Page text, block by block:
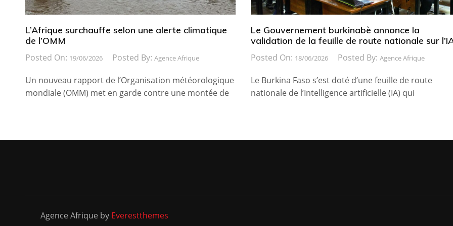
L’Afrique surchauffe selon une alerte climatique
de l’OMM
Posted On: 19/06/2026 Posted By: Agence Afrique
Un nouveau rapport de l’Organisation météorologique
mondiale (OMM) met en garde contre une montée de
Le Gouvernement burkinabè annonce la
validation de la feuille de route nationale sur
Posted On: 18/06/2026 Posted By: Agence Afrique
Le Burkina Faso s’est doté d’une feuille de route
nationale de l’Intelligence artificielle (IA) qui
Agence Afrique by Everestthemes